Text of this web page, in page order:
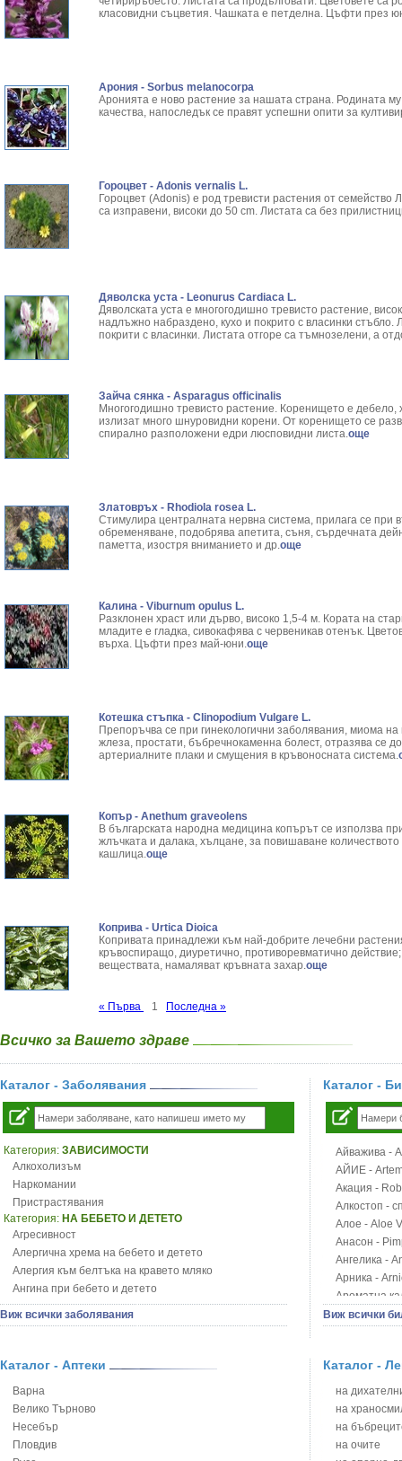
класовидни съцветия. Чашката е петделна. Цъфти през
Арония - Sorbus melanocorpa
Аронията е ново растение за нашата страна. Родината
качества, напоследък се правят успешни опити за
Гороцвет - Adonis vernalis L.
Гороцвет (Adonis) е род тревисти растения от
са изправени, високи до 50 cm. Листата са без
Дяволска уста - Leonurus Cardiaca L.
Дяволската уста е многогодишно тревисто растение,
надлъжно набраздено, кухо и покрито с власинки стъбло.
покрити с власинки. Листата отгоре са тъмнозелени, а
Зайча сянка - Asparagus officinalis
Многогодишно тревисто растение. Коренището е дебело,
излизат много шнуровидни корени. От коренището се
спирално разположени едри люсповидни листа.още
Златовръх - Rhodiola rosea L.
Стимулира централната нервна система, прилага се при
обременяване, подобрява апетита, съня, сърдечната
паметта, изостря вниманието и др.още
Калина - Viburnum opulus L.
Разклонен храст или дърво, високо 1,5-4 м. Кората на
младите е гладка, сивокафява с червеникав отенък.
върха. Цъфти през май-юни.още
Котешка стъпка - Clinopodium Vulgare L.
Препоръчва се при гинекологични заболявания, миома
жлеза, простати, бъбречнокаменна болест, отразява се
артериалните плаки и смущения в кръвоносната система.
Копър - Anethum graveolens
В българската народна медицина копърът се използва
жлъчката и далака, хълцане, за повишаване
кашлица.още
Коприва - Urtica Dioica
Копривата принадлежи към най-добрите лечебни
кръвоспиращо, диуретично, противоревматично
веществата, намаляват кръвната захар.още
« Първа 1 Последна »
Всичко за Вашето здраве
Каталог - Заболявания
Категория: ЗАВИСИМОСТИ
Алкохолизъм
Наркомании
Пристрастявания
Категория: НА БЕБЕТО И ДЕТЕТО
Агресивност
Алергична хрема на бебето и детето
Алергия към белтъка на кравето мляко
Ангина при бебето и детето
Анемия при бебето и детето
Апетит - пълни деца
Безапетитие при бебето и детето
Бронхит и пневмония при деца
Варицела
Висока температура на бебето и детето
Възпаление на ушите на бебето и детето
Виж всички заболявания
Каталог -
Айважива -
АЙИЕ -
Акация -
Алкостоп -
Алое - Aloe
Анасон -
Ангелика -
Арника -
Ароматна
Арония -
Блатен аир
Блатен
Блян
Бобови
Божур -
Борови
Виж всички
Каталог - Аптеки
Варна
Велико Търново
Несебър
Пловдив
Каталог -
на
на
на
на очите